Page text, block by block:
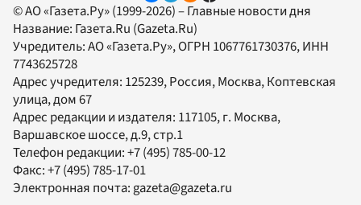
© АО «Газета.Ру» (1999-2026) – Главные новости дня
Название: Газета.Ru (Gazeta.Ru)
Учредитель:АО «Газета.Ру», ОГРН 1067761730376, ИНН
7743625728
Адрес учредителя: 125239, Россия, Москва, Коптевская
улица, дом 67
Адрес редакции и издателя: 117105, г. Москва,
Варшавское шоссе, д.9, стр.1
Телефон редакции:+7 (495) 785-00-12
Факс:+7 (495) 785-17-01
Электронная почта: gazeta@gazeta.ru